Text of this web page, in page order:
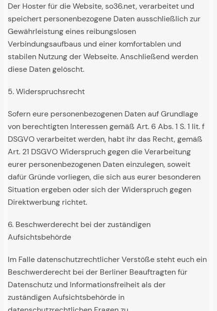
Der Hoster für die Website, so36.net, verarbeitet und
speichert personenbezogene Daten ausschließlich zur
Gewährleistung eines reibungslosen
Verbindungsaufbaus und einer komfortablen und
stabilen Nutzung der Webseite. Anschließend werden
diese Daten gelöscht.
5. Widerspruchsrecht
Sofern eure personenbezogenen Daten auf Grundlage
von berechtigten Interessen gemäß Art. 6 Abs. 1 S. 1 lit. f
DSGVO verarbeitet werden, habt ihr das Recht, gemäß
Art. 21 DSGVO Widerspruch gegen die Verarbeitung
eurer personenbezogenen Daten einzulegen, soweit
dafür Gründe vorliegen, die sich aus eurer besonderen
Situation ergeben oder sich der Widerspruch gegen
Direktwerbung richtet.
6. Beschwerderecht bei der zuständigen
Aufsichtsbehörde
Im Falle datenschutzrechtlicher Verstöße steht euch ein
Beschwerderecht bei der Berliner Beauftragten für
Datenschutz und Informationsfreiheit als der
zuständigen Aufsichtsbehörde in